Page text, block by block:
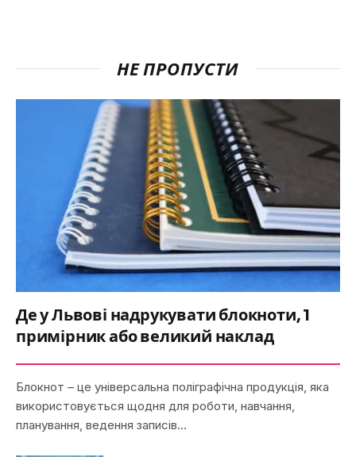
НЕ ПРОПУСТИ
Де у Львові надрукувати блокноти, 1
примірник або великий наклад
Блокнот – це універсальна поліграфічна продукція, яка
використовується щодня для роботи, навчання,
планування, ведення записів…